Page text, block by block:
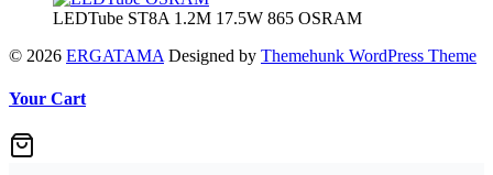
LEDTube ST8A 1.2M 17.5W 865 OSRAM
© 2026 ERGATAMA Designed by Themehunk WordPress Theme
Your Cart